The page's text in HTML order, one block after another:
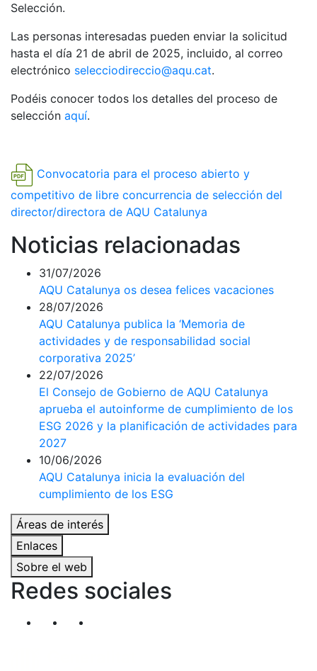
Selección.
Las personas interesadas pueden enviar la solicitud
hasta el día 21 de abril de 2025, incluido, al correo
electrónico selecciodireccio@aqu.cat.
Podéis conocer todos los detalles del proceso de
selección aquí.
Convocatoria para el proceso abierto y
competitivo de libre concurrencia de selección del
director/directora de AQU Catalunya
Noticias relacionadas
31/07/2026
AQU Catalunya os desea felices vacaciones
28/07/2026
AQU Catalunya publica la ‘Memoria de
actividades y de responsabilidad social
corporativa 2025’
22/07/2026
El Consejo de Gobierno de AQU Catalunya
aprueba el autoinforme de cumplimiento de los
ESG 2026 y la planificación de actividades para
2027
10/06/2026
AQU Catalunya inicia la evaluación del
cumplimiento de los ESG
Áreas de interés
Enlaces
Sobre el web
Redes sociales
Segueix-nos al nostre canal de Twitter